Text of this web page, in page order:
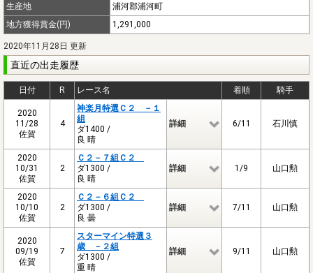
生産地
浦河郡浦河町
地方獲得賞金(円)
1,291,000
2020年11月28日 更新
直近の出走履歴
日付 R レース名 着順 騎手
2020
11/28
佐賀
4
神楽月特選Ｃ２ －１
組
ダ1400 /
良 晴
詳細 6/11 石川慎
2020
10/31
佐賀
2
Ｃ２－７組Ｃ２
ダ1300 /
良 晴
詳細 1/9 山口勲
2020
10/10
佐賀
2
Ｃ２－６組Ｃ２
ダ1300 /
良 曇
詳細 7/11 山口勲
2020
09/19
佐賀
7
スターマイン特選３
歳 －２組
ダ1300 /
重 晴
詳細 9/11 山口勲